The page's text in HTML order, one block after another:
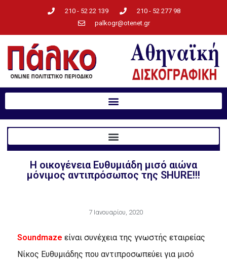
210 - 52 22 139
210 - 52 277 98
palkogr@otenet.gr
H οικογένεια Eυθυμιάδη μισό αιώνα
μόνιμος αντιπρόσωπος της SHURE!!!
7 Ιανουαρίου, 2020
Soundmaze είναι συνέχεια της γνωστής εταιρείας
Nίκος Eυθυμιάδης που αντιπροσωπεύει για μισό